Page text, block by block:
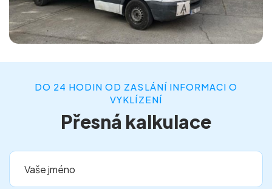
DO 24 HODIN OD ZASLÁNÍ INFORMACI O
VYKLÍZENÍ
Přesná kalkulace
Vaše jméno